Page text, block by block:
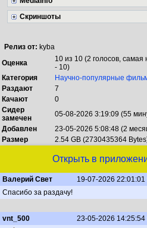
Скриншоты
Релиз от: kyba
Оценка
10 из 10 (2 голосов,
- 10)
Категория
Научно-популярные
Раздают
7
Качают
0
Сидер
замечен
05-08-2026 3:19:09 (55
Добавлен
23-05-2026 5:08:48 (2
Размер
2.54 GB (2730435364
Открыть в
Валерий Свет
19-07-2026
Спасибо за раздачу!
vnt_500 23-05-2026